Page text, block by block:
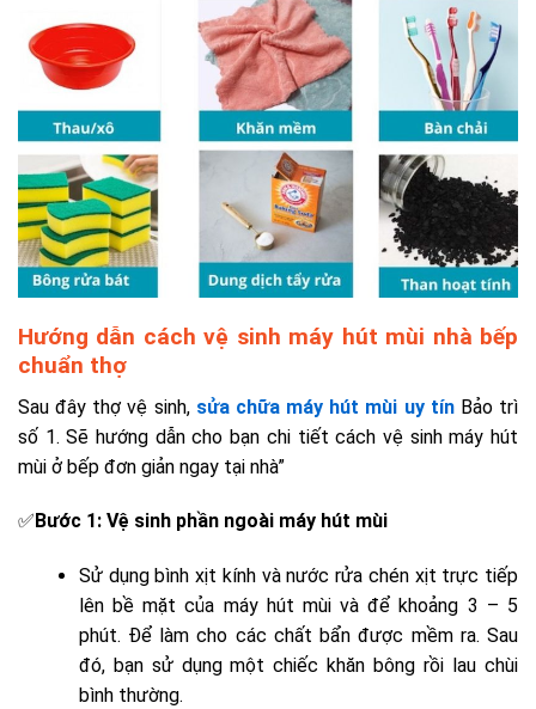
Hướng dẫn cách vệ sinh máy hút mùi nhà bếp
chuẩn thợ
Sau đây thợ vệ sinh, sửa chữa máy hút mùi uy tín Bảo trì
số 1. Sẽ hướng dẫn cho bạn chi tiết cách vệ sinh máy hút
mùi ở bếp đơn giản ngay tại nhà”
✅ Bước 1: Vệ sinh phần ngoài máy hút mùi
Sử dụng bình xịt kính và nước rửa chén xịt trực tiếp
lên bề mặt của máy hút mùi và để khoảng 3 – 5
phút. Để làm cho các chất bẩn được mềm ra. Sau
đó, bạn sử dụng một chiếc khăn bông rồi lau chùi
bình thường.